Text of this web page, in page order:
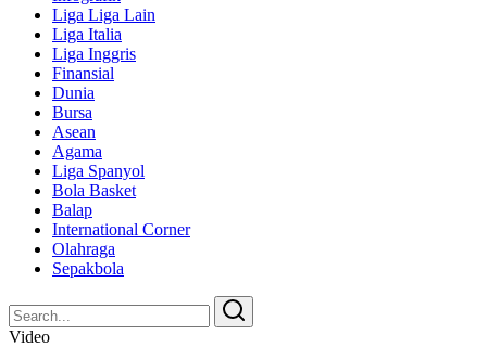
Liga Liga Lain
Liga Italia
Liga Inggris
Finansial
Dunia
Bursa
Asean
Agama
Liga Spanyol
Bola Basket
Balap
International Corner
Olahraga
Sepakbola
Search
for:
Search
Video